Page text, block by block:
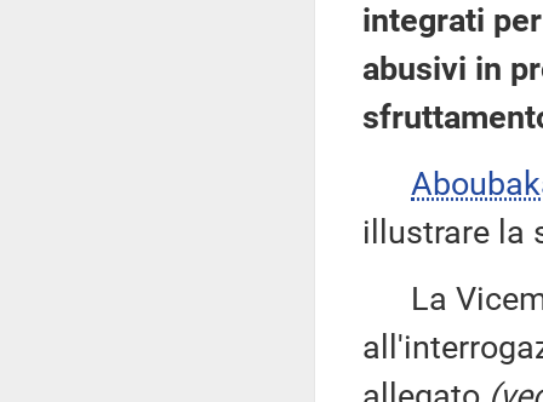
integrati
abusivi in
illustrare la
La